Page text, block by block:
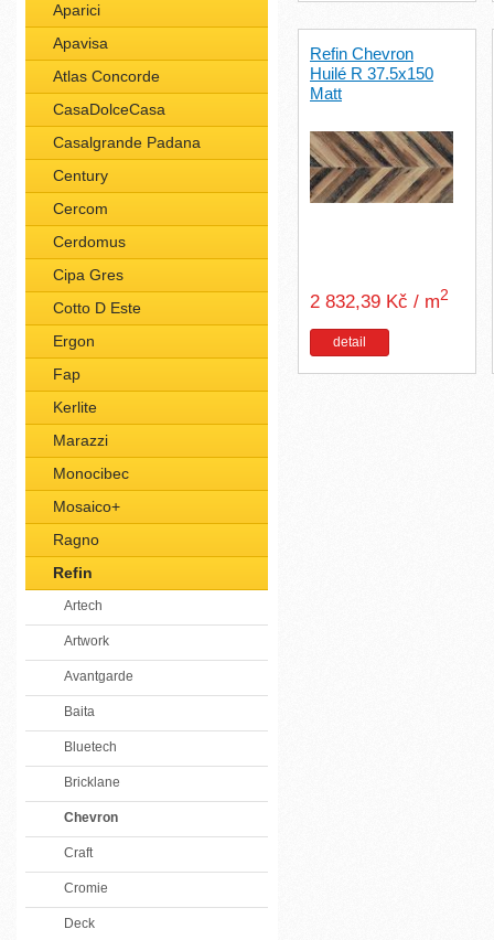
Aparici
Apavisa
Atlas Concorde
CasaDolceCasa
Casalgrande Padana
Century
Cercom
Cerdomus
Cipa Gres
Cotto D Este
Ergon
Fap
Kerlite
Marazzi
Monocibec
Mosaico+
Ragno
Refin
Artech
Artwork
Avantgarde
Baita
Bluetech
Bricklane
Chevron
Craft
Cromie
Deck
Refin Chevron
Huilé R 37.5x150
Matt
2 832,39 Kč / m2
detail